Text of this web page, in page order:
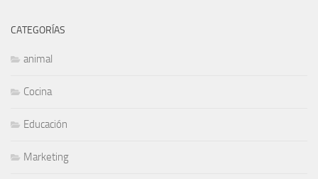
CATEGORÍAS
animal
Cocina
Educación
Marketing